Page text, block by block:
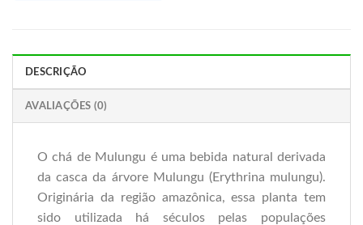
DESCRIÇÃO
AVALIAÇÕES (0)
O chá de Mulungu é uma bebida natural derivada
da casca da árvore Mulungu (Erythrina mulungu).
Originária da região amazônica, essa planta tem
sido utilizada há séculos pelas populações